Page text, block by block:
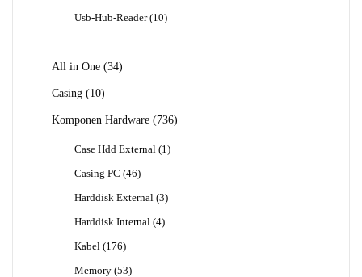
Usb-Hub-Reader 1010
All in One 3434
Casing
1010
Komponen Hardware
736736
Case Hdd External 1 1
Casing PC 4646
Harddisk External 33
Harddisk Internal 44
Kabel
176176
Memory 5353